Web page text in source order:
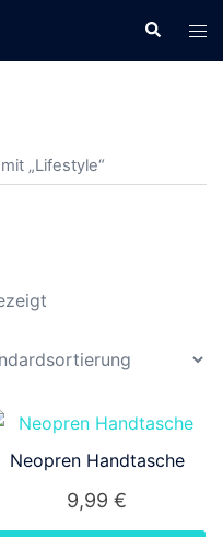
Suche
„Lifestyle“
Neopren Handtasche
9,99€